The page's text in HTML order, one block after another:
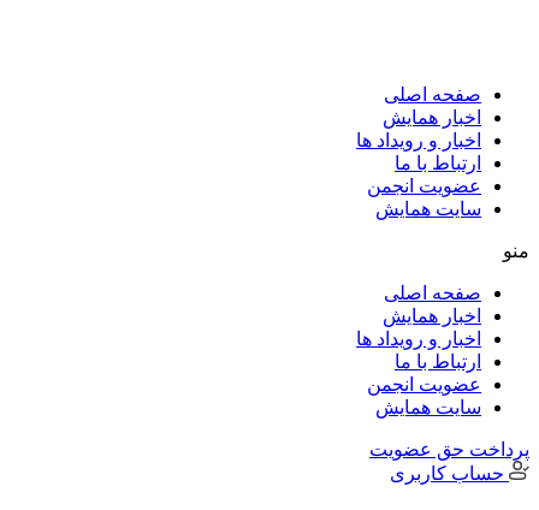
صفحه اصلی
اخبار همایش
اخبار و رویداد ها
ارتباط با ما
عضویت انجمن
سایت همایش
منو
صفحه اصلی
اخبار همایش
اخبار و رویداد ها
ارتباط با ما
عضویت انجمن
سایت همایش
پرداخت حق عضویت
حساب کاربری